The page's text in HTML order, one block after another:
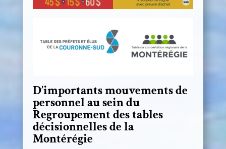
D’importants mouvements de
personnel au sein du
Regroupement des tables
décisionnelles de la
Montérégie